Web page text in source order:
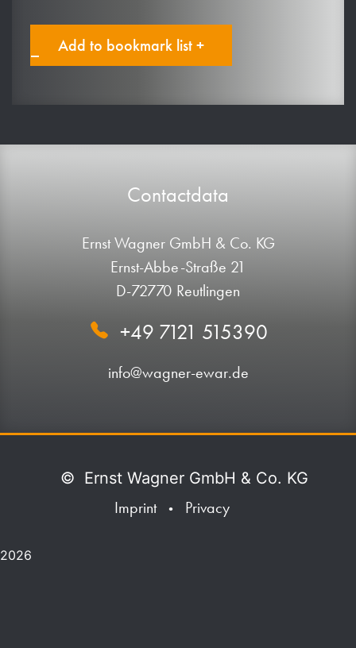
Add to bookmark list +
Contactdata
Ernst Wagner GmbH & Co. KG
Ernst-Abbe-Straße 21
D-72770 Reutlingen
+49 7121 515390
info@wagner-ewar.de
© Ernst Wagner GmbH & Co. KG
Imprint
• Privacy
2026